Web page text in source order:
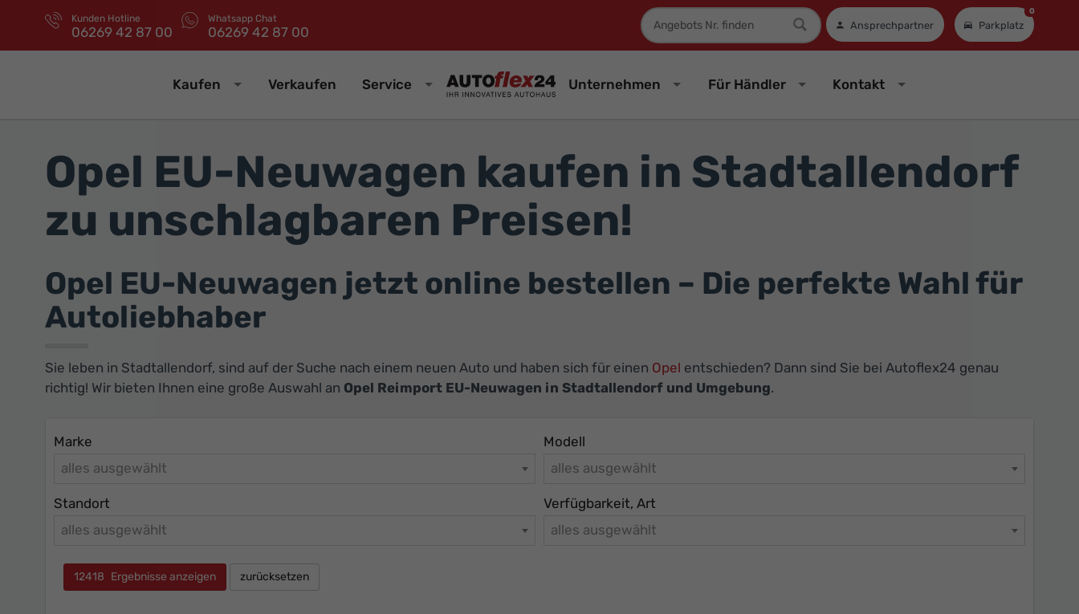
Kunden Hotline
06269 42 87 00
Whatsapp Chat
06269 42 87 00
Fahrzeugnummer
Ansprechpartner Parkplatz
0
Kaufen Verkaufen Service Unternehmen Für Händler Kontakt
Opel EU-Neuwagen kaufen in Stadtallendorf
zu unschlagbaren Preisen!
Opel EU-Neuwagen jetzt online bestellen – Die perfekte Wahl für
Autoliebhaber
Sie leben in Stadtallendorf, sind auf der Suche nach einem neuen Auto und haben sich für einen Opel entschieden? Dann sind Sie bei Autoflex24 genau
richtig! Wir bieten Ihnen eine große Auswahl an Opel Reimport EU-Neuwagen in Stadtallendorf und Umgebung.
Marke
alles ausgewählt
Modell
alles ausgewählt
Standort
alles ausgewählt
Verfügbarkeit, Art
alles ausgewählt
12418 Ergebnisse anzeigen zurücksetzen